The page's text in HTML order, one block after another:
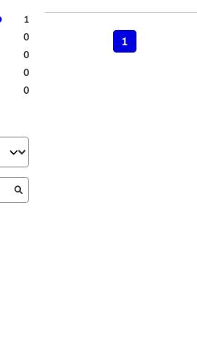
1
0
0
0
0
1